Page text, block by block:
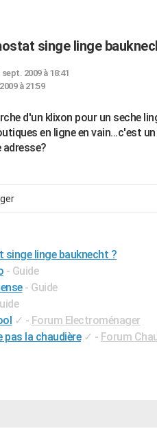
singe linge
2009 à 18:41
à 21:59
d'un klixon pour un seche
en ligne en vain...c'est
adresse?
linge bauknecht ?
- Guide
- Guide
✓ - Forum Electroménager
la chaudière ✓ - Forum